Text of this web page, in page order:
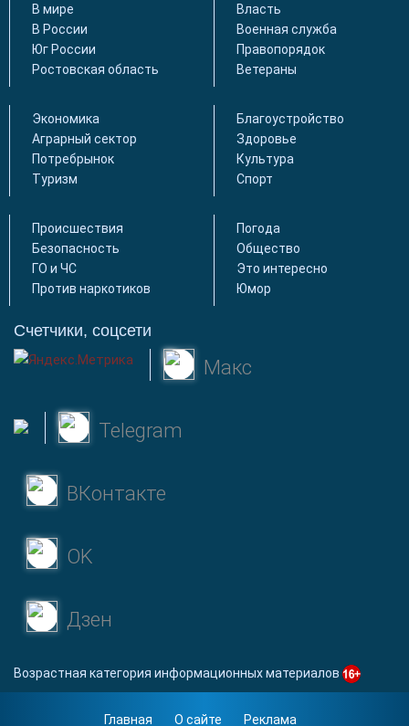
В мире
В России
Юг России
Ростовская область
Власть
Военная служба
Правопорядок
Ветераны
Экономика
Аграрный сектор
Потребрынок
Туризм
Благоустройство
Здоровье
Культура
Спорт
Происшествия
Безопасность
ГО и ЧС
Против наркотиков
Погода
Общество
Это интересно
Юмор
Счетчики, соцсети
Макс
Telegram
ВКонтакте
OK
Дзен
Возрастная категория информационных материалов
Главная О сайте Реклама